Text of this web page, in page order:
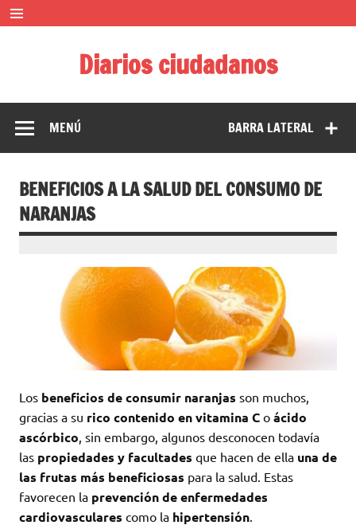
Saltar
contenido
Diarios ciudadanos
BARRA LATERAL
MENÚ
BENEFICIOS A LA SALUD DEL CONSUMO DE
NARANJAS
Los beneficios de consumir naranjas son muchos,
gracias a su rico contenido en vitamina C o ácido
ascórbico , sin embargo, algunos desconocen todavía
las propiedades y facultades que hacen de ella una de
las frutas más beneficiosas para la salud. Estas
favorecen la prevención de enfermedades
cardiovasculares como la hipertensión